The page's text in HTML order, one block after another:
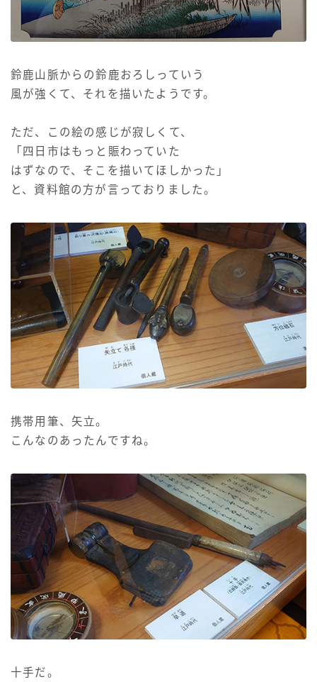
鈴鹿山脈からの鈴鹿おろしっていう
風が強くて、それを描いたようです。
ただ、この絵の感じが寂しくて、
「四日市はもっと賑わっていた
はずなので、そこを描いてほしかった」
と、資料館の方が言っておりました。
携帯用筆、矢立。
こんなのあったんですね。
十手だ。